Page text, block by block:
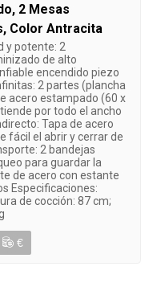
2 Mesas
Color Antracita
y potente: 2
de alto
encendido piezo
2 partes (plancha
acero estampado (60 x
por todo el ancho
Tapa de acero
fácil el abrir y cerrar de
2 bandejas
para guardar la
de acero con estante
Especificaciones:
de cocción: 87 cm;
€